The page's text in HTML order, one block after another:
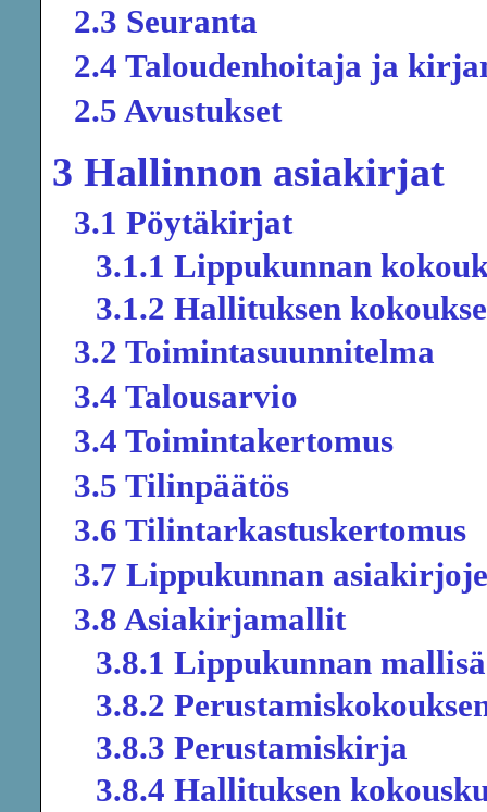
2.3 Seuranta
2.4 Taloudenhoitaja ja
2.5 Avustukset
3 Hallinnon asiakirjat
3.1 Pöytäkirjat
3.1.1 Lippukunnan
3.1.2 Hallituksen
3.2 Toimintasuunnitelma
3.4 Talousarvio
3.4 Toimintakertomus
3.5 Tilinpäätös
3.6 Tilintarkastuskertomus
3.7 Lippukunnan
3.8 Asiakirjamallit
3.8.1 Lippukunnan
3.8.2
3.8.3 Perustamiskirja
3.8.4 Hallituksen